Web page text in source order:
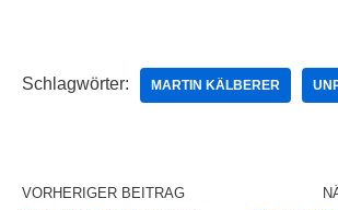
Schlagwörter: MARTIN KÄLBERER
VORHERIGER BEITRAG